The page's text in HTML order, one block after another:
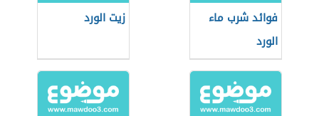
فوائد شرب ماء
الورد
زيت الورد